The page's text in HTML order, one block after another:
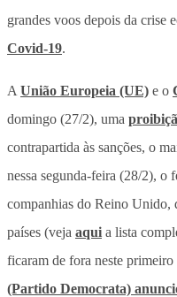
grandes voos depois da crise
Covid-19.
A União Europeia (UE) e o
domingo (27/2), uma
contrapartida às sanções, o
nessa segunda-feira (28/2), o
companhias do Reino Unido,
países (veja aqui a lista
ficaram de fora neste primeiro
(Partido Democrata)